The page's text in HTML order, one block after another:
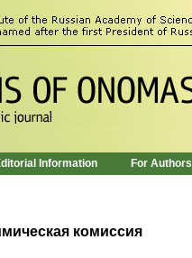
Information For Authors
комиссия